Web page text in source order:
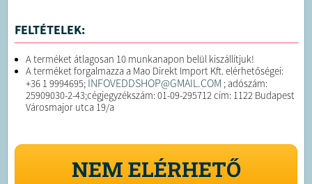
FELTÉTELEK:
A terméket átlagosan 10 munkanapon belül kiszállítjuk!
A terméket forgalmazza a Mao Direkt Import Kft. elérhetőségei:
+36 1 9994695; INFOVEDDSHOP@GMAIL.COM ; adószám:
25909030-2-43;cégjegyzékszám: 01-09-295712 cím: 1122 Budapest
Városmajor utca 19/a
NEM ELÉRHETŐ